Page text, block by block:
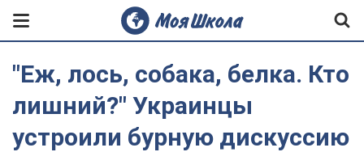
"Еж, лось, собака, белка. Кто
лишний?" Украинцы
устроили бурную дискуссию